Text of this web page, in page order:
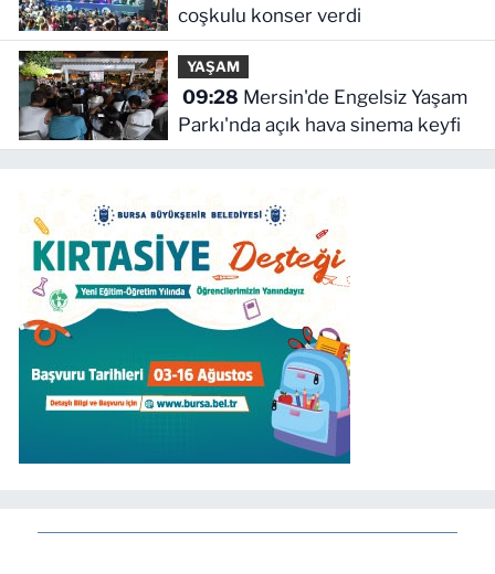
coşkulu konser verdi
YAŞAM
09:28
Parkı'nda açık hava sinema keyfi